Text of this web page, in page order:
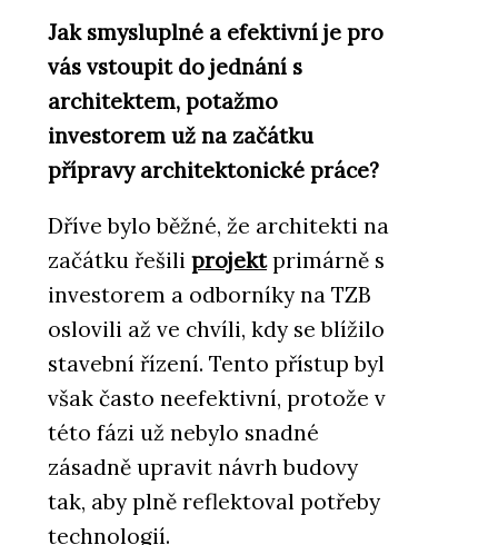
Jak smysluplné a efektivní je pro
vás vstoupit do jednání s
architektem, potažmo
investorem už na začátku
přípravy architektonické práce?
Dříve bylo běžné, že architekti na
začátku řešili projektprimárně s
investorem a odborníky na TZB
oslovili až ve chvíli, kdy se blížilo
stavební řízení. Tento přístup byl
však často neefektivní, protože v
této fázi už nebylo snadné
zásadně upravit návrh budovy
tak, aby plně reflektoval potřeby
technologií.